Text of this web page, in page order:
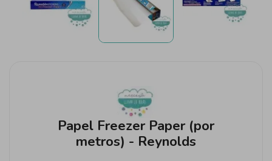
Papel Freezer Paper (por
metros) - Reynolds